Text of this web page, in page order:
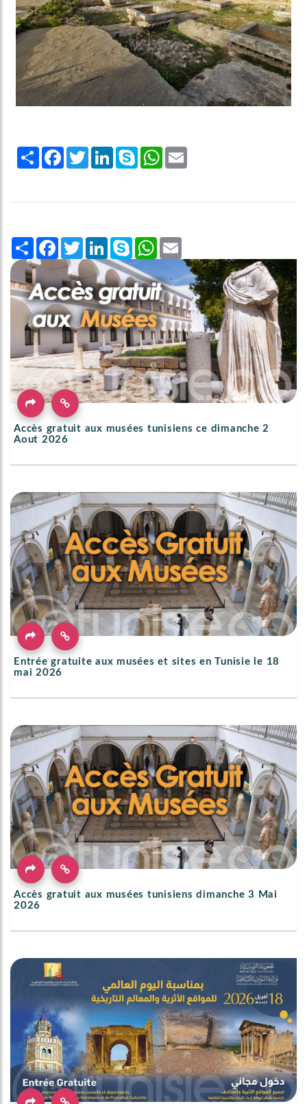
Share FacebookTwitterLinkedInSkype WhatsApp
Share FacebookTwitterLinkedInSkype WhatsApp
Accès gratuit aux musées tunisiens ce dimanche 2
Aout 2026
Entrée gratuite aux musées et sites en Tunisie le 18
mai 2026
Accès gratuit aux musées tunisiens dimanche 3 Mai
2026